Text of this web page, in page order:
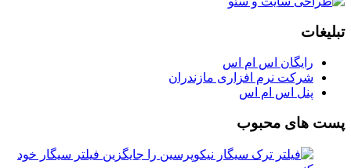
تبلیغات
رایگان اس ام اس
شرکت نرم افزاری مازندران
پنل اس ام اس
پست های محبوب